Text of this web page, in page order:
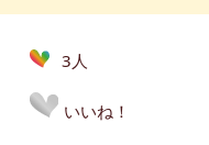
3人
いいね！